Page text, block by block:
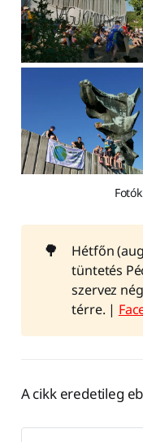
🌳
Hétfőn
tüntetés
szervez
térre. |
A cikk eredetileg